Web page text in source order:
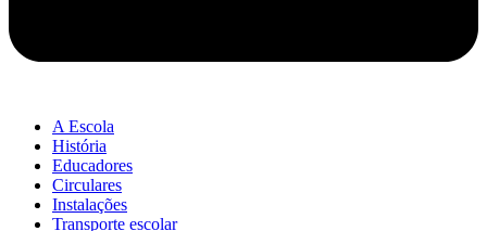
A Escola
História
Educadores
Circulares
Instalações
Transporte escolar